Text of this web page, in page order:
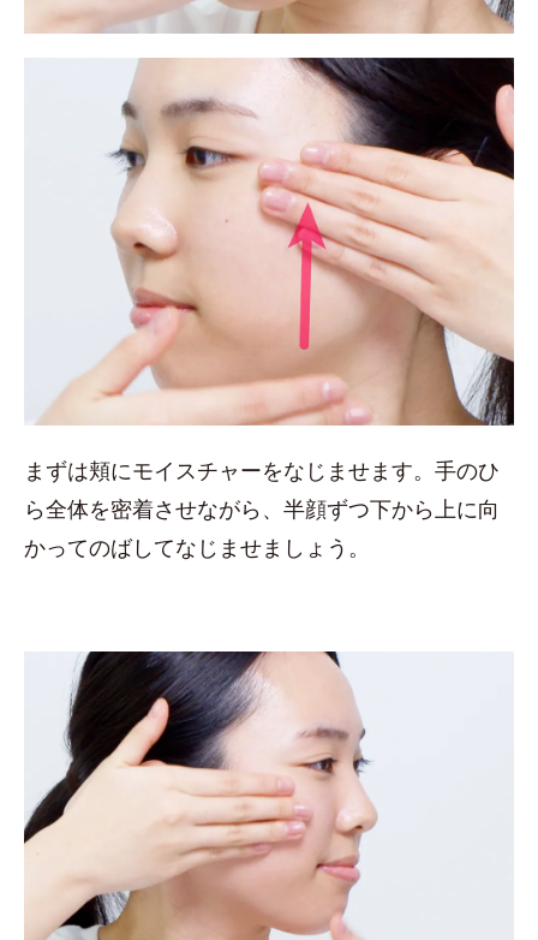
まずは頬にモイスチャーをなじませます。手のひ
ら全体を密着させながら、半顔ずつ下から上に向
かってのばしてなじませましょう。